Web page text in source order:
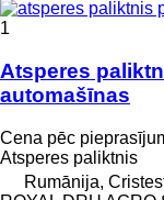
1
Atsperes
automašīnas
Cena pēc
Atsperes paliktnis
Rumānija,